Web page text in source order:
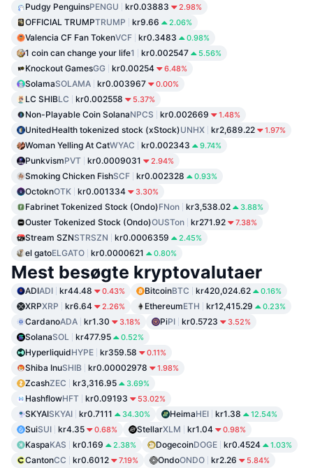
Pudgy PenguinsPENGU kr0.03883 2.98%
OFFICIAL TRUMPTRUMP kr9.66 2.06%
Valencia CF Fan TokenVCF kr0.3483 0.98%
1 coin can change your life1 kr0.002547 5.56%
Knockout GamesGG kr0.00254 6.48%
SolamaSOLAMA kr0.003967 0.00%
LC SHIBLC kr0.002558 5.37%
Non-Playable Coin SolanaNPCS kr0.002669 1.48%
UnitedHealth tokenized stock (xStock)UNHX kr2,689.22 1.97%
Woman Yelling At CatWYAC kr0.002343 9.74%
PunkvismPVT kr0.0009031 2.94%
Smoking Chicken FishSCF kr0.002328 0.93%
OctoknOTK kr0.001334 3.30%
Fabrinet Tokenized Stock (Ondo)FNon kr3,538.02 3.88%
Ouster Tokenized Stock (Ondo)OUSTon kr271.92 7.38%
Stream SZNSTRSZN kr0.0006359 2.45%
el gatoELGATO kr0.0000621 0.80%
Mest besøgte kryptovalutaer
ADIADI kr44.48 0.43% BitcoinBTC kr420,024.62 0.16%
XRPXRP kr6.64 2.26% EthereumETH kr12,415.29 0.23%
CardanoADA kr1.30 3.18% PiPI kr0.5723 3.52%
SolanaSOL kr477.95 0.52%
HyperliquidHYPE kr359.58 0.11%
Shiba InuSHIB kr0.00002978 1.98%
ZcashZEC kr3,316.95 3.69%
HashflowHFT kr0.09193 53.02%
SKYAISKYAI kr0.7111 34.30% HeimaHEI kr1.38 12.54%
SuiSUI kr4.35 0.68% StellarXLM kr1.04 0.98%
KaspaKAS kr0.169 2.38% DogecoinDOGE kr0.4524 1.03%
CantonCC kr0.6012 7.19% OndoONDO kr2.26 5.84%